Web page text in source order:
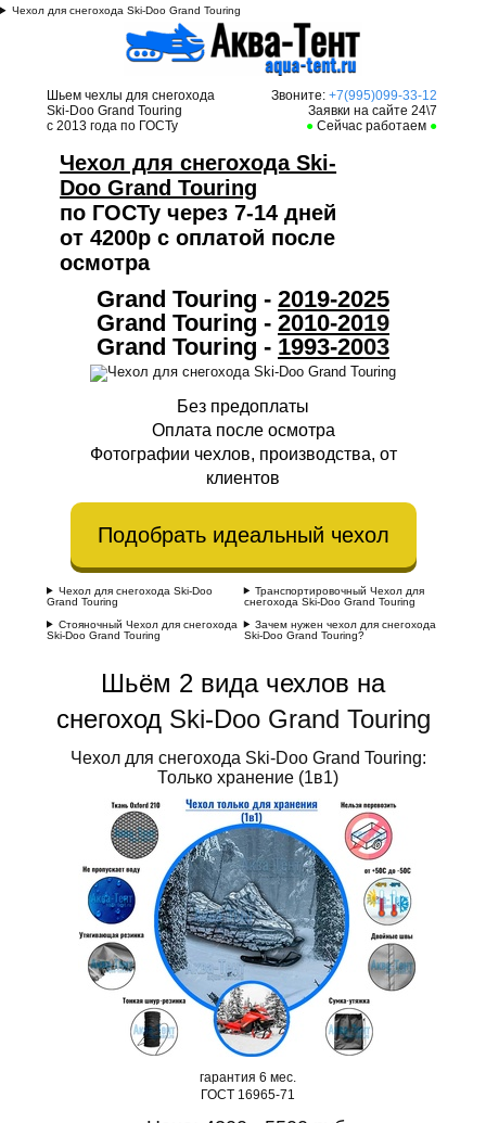
Чехол для снегохода Ski-Doo Grand Touring
Шьем чехлы для снегохода
Ski-Doo Grand Touring
с 2013 года по ГОСТу
Звоните:+7(995)099-33-12
Заявки на сайте 24\7
● Сейчас работаем ●
Чехол для снегохода Ski-
Doo Grand Touring
по ГОСТу через 7-14 дней
от 4200р с оплатой после
осмотра
Grand Touring - 2019-2025
Grand Touring - 2010-2019
Grand Touring - 1993-2003
Без предоплаты
Оплата после осмотра
Фотографии чехлов, производства, от
клиентов
Подобрать идеальный чехол
Чехол для снегохода Ski-Doo
Grand Touring
Транспортировочный Чехол для
снегохода Ski-Doo Grand Touring
Стояночный Чехол для снегохода
Ski-Doo Grand Touring
Зачем нужен чехол для снегохода
Ski-Doo Grand Touring?
Шьём 2 вида чехлов на
снегоход Ski-Doo Grand Touring
Чехол для снегохода Ski-Doo Grand Touring:
Только хранение (1в1)
гарантия 6 мес.
ГОСТ 16965-71